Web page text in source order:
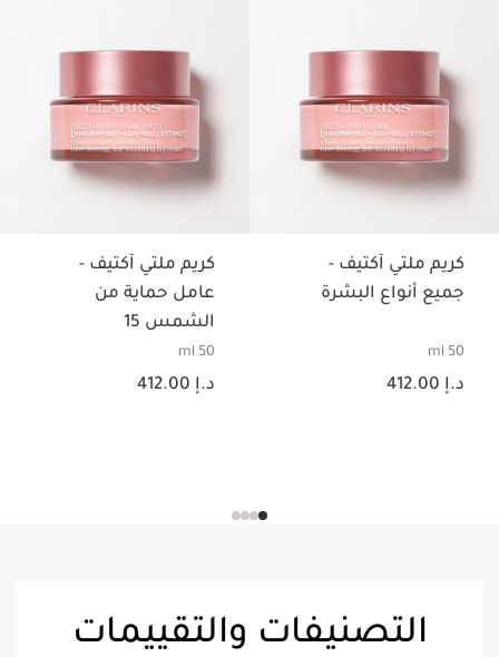
كريم ملتي آكتيف -
جميع أنواع البشرة
50 ml
السعر الحالي هو د.إ 412.00
د.إ 412.00
كريم ملتي آكتيف -
عامل حماية من
الشمس 15
50 ml
السعر الحالي هو د.إ 412.00
د.إ 412.00
التصنيفات والتقييمات